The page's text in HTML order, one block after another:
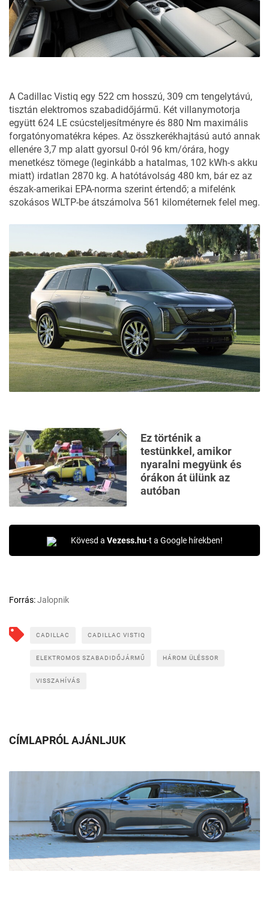
A Cadillac Vistiq egy 522 cm hosszú, 309 cm tengelytávú,
tisztán elektromos szabadidőjármű. Két villanymotorja
együtt 624 LE csúcsteljesítményre és 880 Nm maximális
forgatónyomatékra képes. Az összkerékhajtású autó annak
ellenére 3,7 mp alatt gyorsul 0-ról 96 km/órára, hogy
menetkész tömege (leginkább a hatalmas, 102 kWh-s akku
miatt) irdatlan 2870 kg. A hatótávolság 480 km, bár ez az
észak-amerikai EPA-norma szerint értendő; a mifelénk
szokásos WLTP-be átszámolva 561 kilométernek felel meg.
Ez történik a
testünkkel, amikor
nyaralni megyünk és
órákon át ülünk az
autóban
Kövesd a Vezess.hu-t a Google hírekben!
Forrás:Jalopnik
CADILLAC CADILLAC VISTIQ
ELEKTROMOS SZABADIDŐJÁRMŰ HÁROM ÜLÉSSOR
VISSZAHÍVÁS
CÍMLAPRÓL AJÁNLJUK